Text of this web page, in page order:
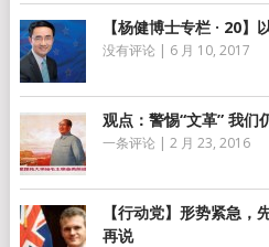
【杨健博士专栏 · 20
没有评论 | 6 月 10, 2017
观点：警惕“文革” 我们
一条评论 | 2 月 23, 2016
【行动党】形势紧急，
再说